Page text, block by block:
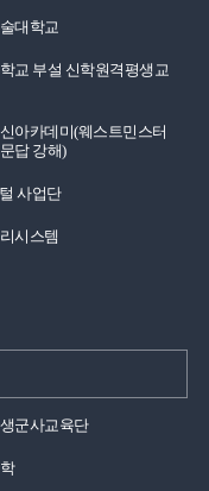
대학교
교 부설 신학원격평생교
아카데미(웨스트민스터
답 강해)
사업단
시스템
군사교육단